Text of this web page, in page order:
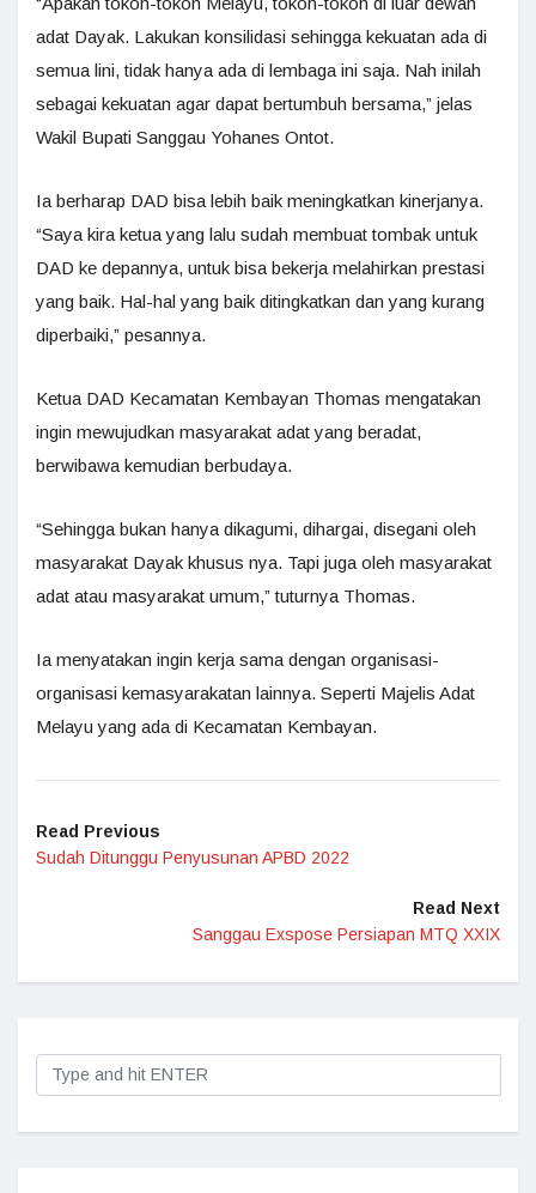
adat Dayak. Lakukan konsilidasi sehingga kekuatan ada di
semua lini, tidak hanya ada di lembaga ini saja. Nah inilah
sebagai kekuatan agar dapat bertumbuh bersama,” jelas
Wakil Bupati Sanggau Yohanes Ontot.
Ia berharap DAD bisa lebih baik meningkatkan kinerjanya.
“Saya kira ketua yang lalu sudah membuat tombak untuk
DAD ke depannya, untuk bisa bekerja melahirkan prestasi
yang baik. Hal-hal yang baik ditingkatkan dan yang kurang
diperbaiki,” pesannya.
Ketua DAD Kecamatan Kembayan Thomas mengatakan
ingin mewujudkan masyarakat adat yang beradat,
berwibawa kemudian berbudaya.
“Sehingga bukan hanya dikagumi, dihargai, disegani oleh
masyarakat Dayak khusus nya. Tapi juga oleh masyarakat
adat atau masyarakat umum,” tuturnya Thomas.
Ia menyatakan ingin kerja sama dengan organisasi-
organisasi kemasyarakatan lainnya. Seperti Majelis Adat
Melayu yang ada di Kecamatan Kembayan.
Read Previous
Sudah Ditunggu Penyusunan APBD 2022
Read Next
Sanggau Exspose Persiapan MTQ XXIX